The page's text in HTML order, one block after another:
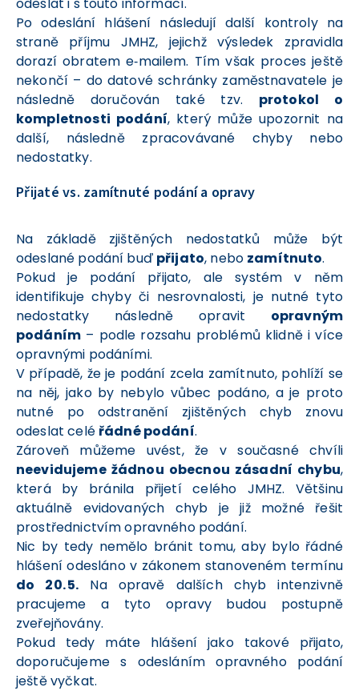
Po odeslání hlášení následují další kontroly na
straně příjmu JMHZ, jejichž výsledek zpravidla
dorazí obratem e‑mailem. Tím však proces ještě
nekončí – do datové schránky zaměstnavatele je
následně doručován také tzv. protokol o
kompletnosti podání, který může upozornit na
další, následně zpracovávané chyby nebo
nedostatky.
Přijaté vs. zamítnuté podání a opravy
Na základě zjištěných nedostatků může být
odeslané podání buď přijato, nebo zamítnuto.
Pokud je podání přijato, ale systém v něm
identifikuje chyby či nesrovnalosti, je nutné tyto
nedostatky následně opravit opravným
podáním – podle rozsahu problémů klidně i více
opravnými podáními.
V případě, že je podání zcela zamítnuto, pohlíží se
na něj, jako by nebylo vůbec podáno, a je proto
nutné po odstranění zjištěných chyb znovu
odeslat celé řádné podání.
Zároveň můžeme uvést, že v současné chvíli
neevidujeme žádnou obecnou zásadní chybu,
která by bránila přijetí celého JMHZ. Většinu
aktuálně evidovaných chyb je již možné řešit
prostřednictvím opravného podání.
Nic by tedy nemělo bránit tomu, aby bylo řádné
hlášení odesláno v zákonem stanoveném termínu
do 20. 5. Na opravě dalších chyb intenzivně
pracujeme a tyto opravy budou postupně
zveřejňovány.
Pokud tedy máte hlášení jako takové přijato,
doporučujeme s odesláním opravného podání
ještě vyčkat.